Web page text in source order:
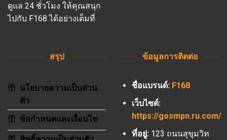
ดูแล 24 ชั่วโมง ให้คุณสนุก
ไปกับ F168 ได้อย่างเต็มที่
สรุป
นโยบายความเป็นส่วน
ตัว
ข้อกำหนดและเงื่อนไข
ข้อมูลการติดต่อ
ชื่อแบรนด์: F168
เว็บไซต์:
https://gosmpn.ru.com/
ที่อยู่: 123 ถนนสุขุมวิท